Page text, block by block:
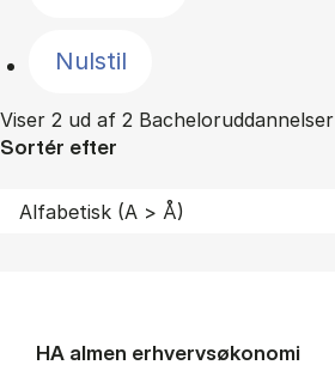
Nulstil
Viser 2 ud af 2 Bacheloruddannelser
Sortér efter
HA al­men erhvervs­økonomi